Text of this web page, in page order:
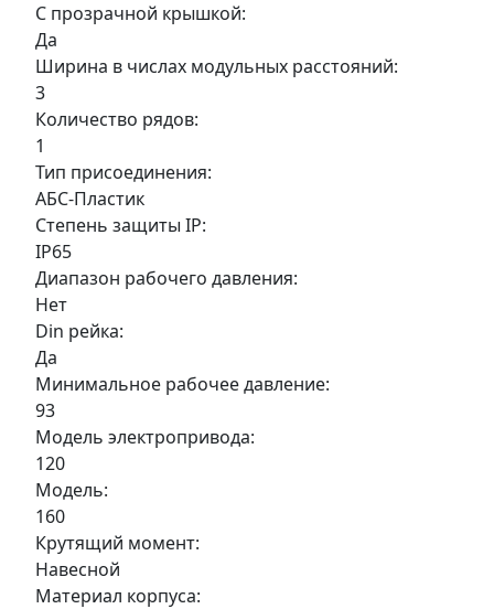
С прозрачной крышкой:
Да
Ширина в числах модульных расстояний:
3
Количество рядов:
1
Тип присоединения:
АБС-Пластик
Степень защиты IP:
IP65
Диапазон рабочего давления:
Нет
Din рейка:
Да
Минимальное рабочее давление:
93
Модель электропривода:
120
Модель:
160
Крутящий момент:
Навесной
Материал корпуса: